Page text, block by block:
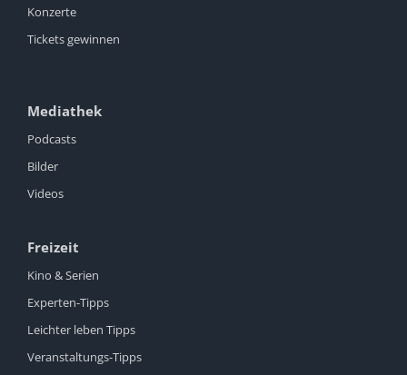
Konzerte
Tickets gewinnen
Mediathek
Podcasts
Bilder
Videos
Freizeit
Kino & Serien
Experten-Tipps
Leichter leben Tipps
Veranstaltungs-Tipps